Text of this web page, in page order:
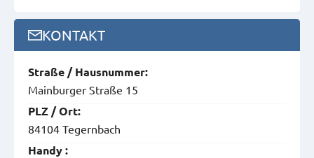
KONTAKT
Straße / Hausnummer:
Mainburger Straße 15
PLZ / Ort:
84104 Tegernbach
Handy :